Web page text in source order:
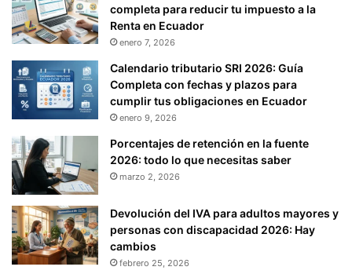
completa para reducir tu impuesto a la
Renta en Ecuador
enero 7, 2026
Calendario tributario SRI 2026: Guía
Completa con fechas y plazos para
cumplir tus obligaciones en Ecuador
enero 9, 2026
Porcentajes de retención en la fuente
2026: todo lo que necesitas saber
marzo 2, 2026
Devolución del IVA para adultos mayores y
personas con discapacidad 2026: Hay
cambios
febrero 25, 2026